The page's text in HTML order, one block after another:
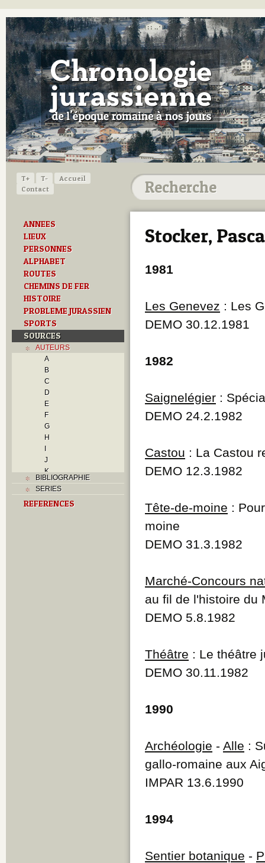
T+ T-
Accueil
Contact
ANNEES
LIEUX
PERSONNES
ALPHABET
ROUTES
CHEMINS DE FER
HISTOIRE
PROBLEME JURASSIEN
SPORTS
SOURCES
AUTEURS
A
B
C
D
E
F
G
H
I
J
K
L
M
N
BIBLIOGRAPHIE
SERIES
REFERENCES
Stocker,
1981
Les Genevez : Les
DEMO 30.12.1981
1982
Saignelégier :
DEMO 24.2.1982
Castou : La Castou
DEMO 12.3.1982
Tête-de-moine :
moine
DEMO 31.3.1982
Marché-Concours
au fil de l'histoire du
DEMO 5.8.1982
Théâtre : Le théâtre
DEMO 30.11.1982
1990
Archéologie - Alle :
gallo-romaine aux
IMPAR 13.6.1990
1994
Sentier botanique -